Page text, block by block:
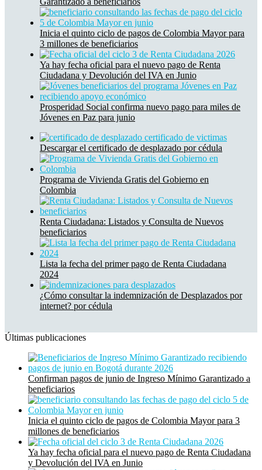
Inicia el quinto ciclo de pagos de Colombia Mayor para
3 millones de beneficiarios
Ya hay fecha oficial para el nuevo pago de Renta
Ciudadana y Devolución del IVA en Junio
Prosperidad Social confirma nuevo pago para miles de
Jóvenes en Paz para junio
Descargar el certificado de desplazado por cédula
Programa de Vivienda Gratis del Gobierno en
Colombia
Renta Ciudadana: Listados y Consulta de Nuevos
beneficiarios
Lista la fecha del primer pago de Renta Ciudadana
2024
¿Cómo consultar la indemnización de Desplazados por
internet? por cédula
Últimas publicaciones
Confirman pagos de junio de Ingreso Mínimo Garantizado a
beneficiarios
Inicia el quinto ciclo de pagos de Colombia Mayor para 3
millones de beneficiarios
Ya hay fecha oficial para el nuevo pago de Renta Ciudadana
y Devolución del IVA en Junio